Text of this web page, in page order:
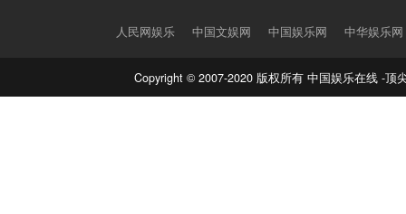
人民网娱乐 中国文娱网 中国娱乐网 中华娱乐网
Copyright © 2007-2020 版权所有 中国娱乐在线 -顶